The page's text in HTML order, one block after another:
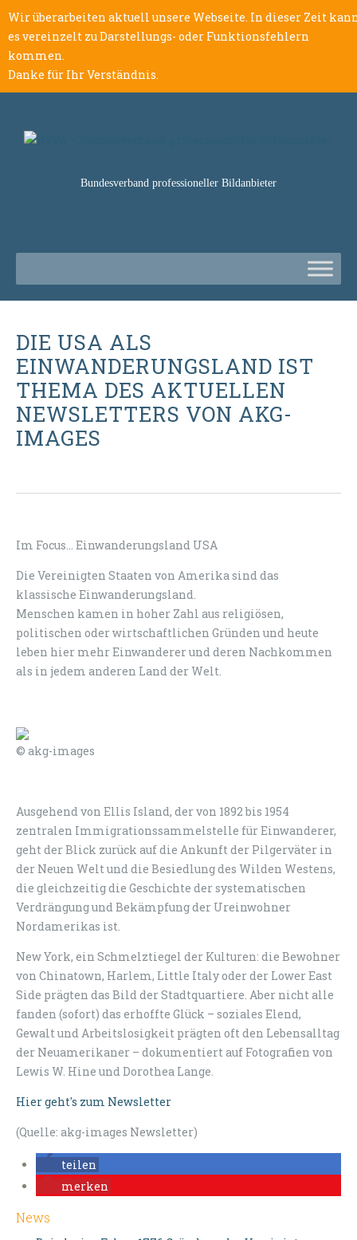
Wir überarbeiten aktuell unsere Webseite. In dieser Zeit
es vereinzelt zu Darstellungs- oder Funktionsfehlern
kommen.
Danke für Ihr Verständnis.
Bundesverband professioneller Bildanbieter
DIE USA ALS
EINWANDERUNGSLAND IST
THEMA DES AKTUELLEN
NEWSLETTERS VON AKG-
IMAGES
Im Focus... Einwanderungsland USA
Die Vereinigten Staaten von Amerika sind das
klassische Einwanderungsland.
Menschen kamen in hoher Zahl aus religiösen,
politischen oder wirtschaftlichen Gründen und heute
leben hier mehr Einwanderer und deren Nachkommen
als in jedem anderen Land der Welt.
© akg-images
Ausgehend von Ellis Island, der von 1892 bis 1954
zentralen Immigrationssammelstelle für Einwanderer,
geht der Blick zurück auf die Ankunft der Pilgerväter in
der Neuen Welt und die Besiedlung des Wilden Westens,
die gleichzeitig die Geschichte der systematischen
Verdrängung und Bekämpfung der Ureinwohner
Nordamerikas ist.
New York, ein Schmelztiegel der Kulturen: die Bewohner
von Chinatown, Harlem, Little Italy oder der Lower East
Side prägten das Bild der Stadtquartiere. Aber nicht alle
fanden (sofort) das erhoffte Glück – soziales Elend,
Gewalt und Arbeitslosigkeit prägten oft den Lebensalltag
der Neuamerikaner – dokumentiert auf Fotografien von
Lewis W. Hine und Dorothea Lange.
Hier geht's zum Newsletter
(Quelle: akg-images Newsletter)
teilen
merken
News